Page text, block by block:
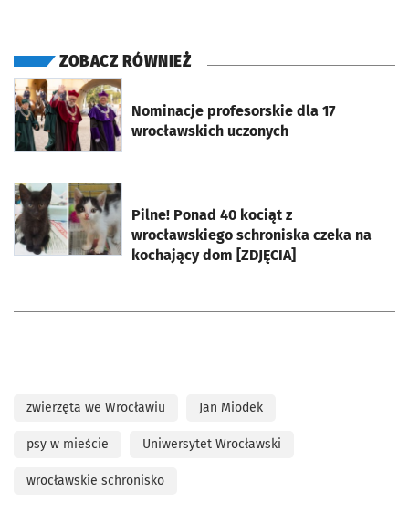
ZOBACZ RÓWNIEŻ
Nominacje profesorskie dla 17
wrocławskich uczonych
otworzy się w nowej karcie
Pilne! Ponad 40 kociąt z
wrocławskiego schroniska czeka na
kochający dom [ZDJĘCIA]
otworzy się w nowej karcie
zwierzęta we Wrocławiu Jan Miodek
psy w mieście Uniwersytet Wrocławski
wrocławskie schronisko